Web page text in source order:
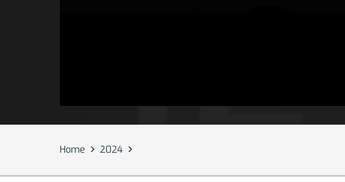
Home 2024